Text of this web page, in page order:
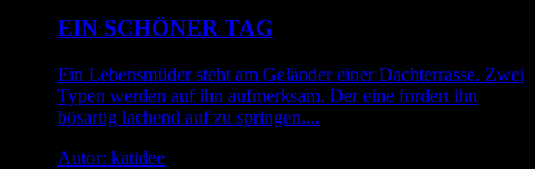
EIN SCHÖNER TAG
Ein Lebensmüder steht am Geländer einer Dachterrasse. Zwei
Typen werden auf ihn aufmerksam. Der eine fordert ihn
bösartig lachend auf zu springen....
Autor: katidee